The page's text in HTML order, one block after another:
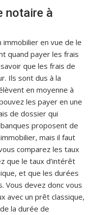
notaire à
immobilier en vue de le
quand payer les frais
que les frais de
Ils sont dus à la
en moyenne à
les payer en une
de dossier qui
proposent de
mais il faut
comparez les taux
que le taux d’intérêt
et que les durées
Vous devez donc vous
avec un prêt classique,
la durée de